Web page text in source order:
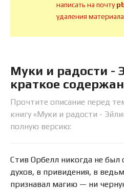
написать на почту
удаления материала
Муки и радости -
краткое
Прочтите описание перед
книгу «Муки и радости -
полную версию:
Стив Орбелл никогда не был
духов, в привидения, в
признавал магию — ни